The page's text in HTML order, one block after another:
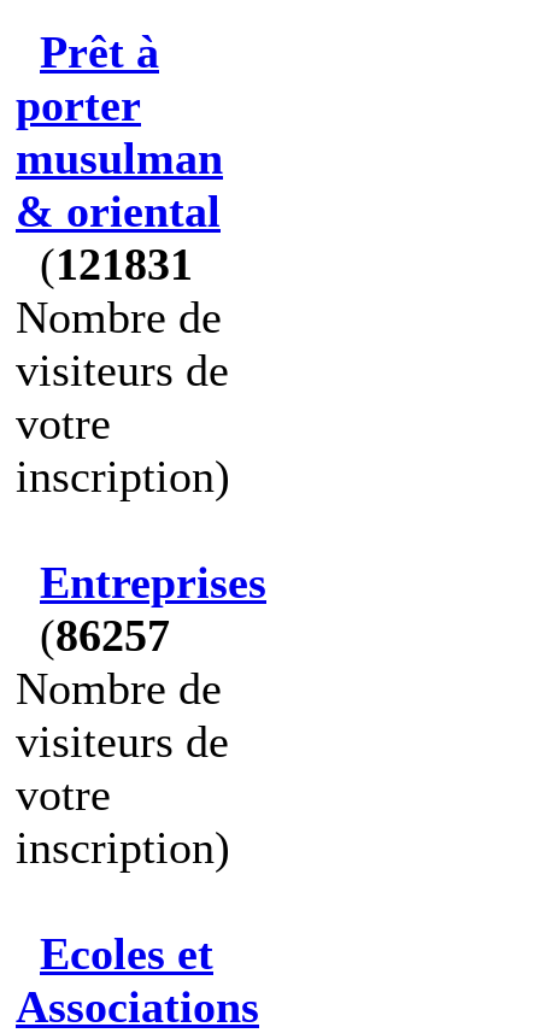
Prêt à
porter
musulman
& oriental
(121831
Nombre de
visiteurs de
votre
inscription)
Entreprises
(86257
Nombre de
visiteurs de
votre
inscription)
Ecoles et
Associations